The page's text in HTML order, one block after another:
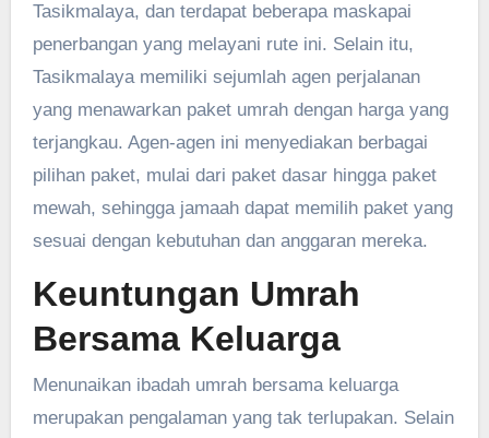
Tasikmalaya, dan terdapat beberapa maskapai
penerbangan yang melayani rute ini. Selain itu,
Tasikmalaya memiliki sejumlah agen perjalanan
yang menawarkan paket umrah dengan harga yang
terjangkau. Agen-agen ini menyediakan berbagai
pilihan paket, mulai dari paket dasar hingga paket
mewah, sehingga jamaah dapat memilih paket yang
sesuai dengan kebutuhan dan anggaran mereka.
Keuntungan Umrah
Bersama Keluarga
Menunaikan ibadah umrah bersama keluarga
merupakan pengalaman yang tak terlupakan. Selain